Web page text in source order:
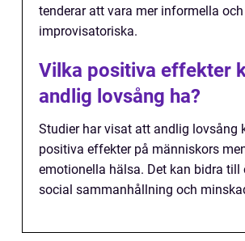
tenderar att vara mer informella och
improvisatoriska.
Vilka positiva effekter
andlig lovsång ha?
Studier har visat att andlig lovsång
positiva effekter på människors
emotionella hälsa. Det kan bidra till
social sammanhållning och